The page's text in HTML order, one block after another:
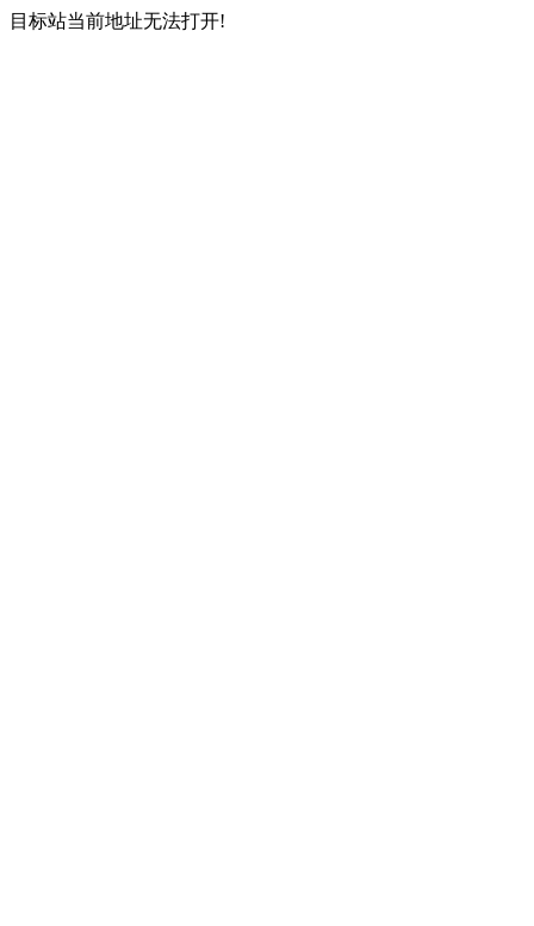
目标站当前地址无法打开!